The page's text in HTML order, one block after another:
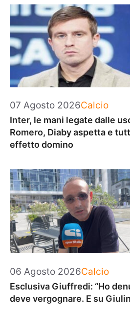
07 Agosto 2026Categorie
Calcio
Inter, le mani legate dalle
Romero, Diaby aspetta e
effetto domino
06 Agosto 2026Categorie
Calcio
Esclusiva Giuffredi: “Ho
deve vergognare. E su